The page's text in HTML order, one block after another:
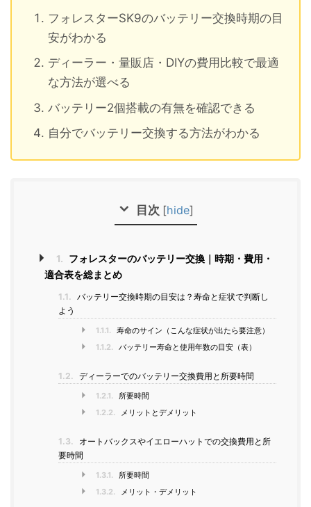
フォレスターSK9のバッテリー交換時期の目
安がわかる
ディーラー・量販店・DIYの費用比較で最適
な方法が選べる
バッテリー2個搭載の有無を確認できる
自分でバッテリー交換する方法がわかる
目次 [hide]
1.
フォレスターのバッテリー交換｜時期・費用・
適合表を総まとめ
1.1. バッテリー交換時期の目安は？寿命と症状で判断し
よう
1.1.1.
寿命のサイン（こんな症状が出たら要注意）
1.1.2.
バッテリー寿命と使用年数の目安（表）
1.2. ディーラーでのバッテリー交換費用と所要時間
1.2.1.
所要時間
1.2.2.
メリットとデメリット
1.3.
オートバックスやイエローハットでの交換費用と所
要時間
1.3.1.
所要時間
1.3.2.
メリット・デメリット